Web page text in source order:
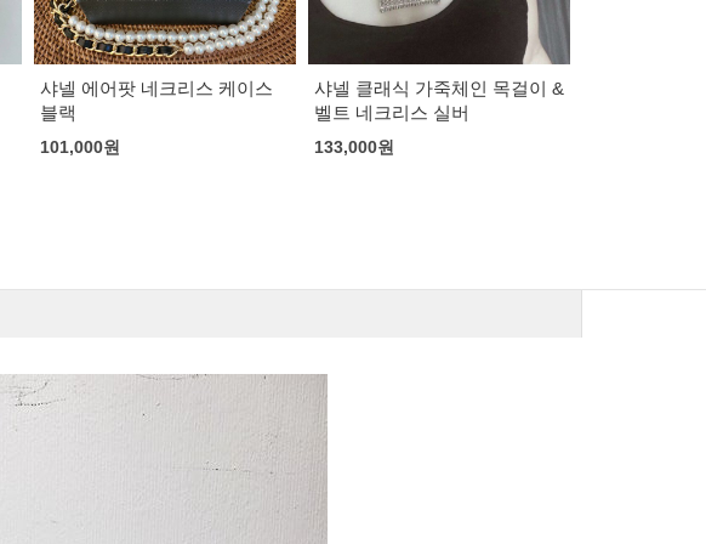
샤넬 클래식 가죽체인 목걸이 &
벨트 네크리스 실버
133,000원
에르메스 포커스 벨트
95,000원